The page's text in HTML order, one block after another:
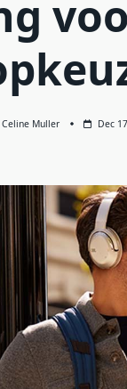
Celine Muller Dec